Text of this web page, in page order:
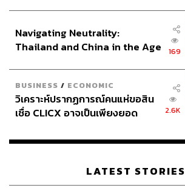
Navigating Neutrality:
Thailand and China in the Age
169
BUSINESS / ECONOMIC
วิเคราะห์ปรากฏการณ์คนแห่ขอสิน
เชื่อ CLICX อาจเป็นเพียงยอด
เรือนไทยที่ถูกซุกไว้
2.6K
LATEST STORIES